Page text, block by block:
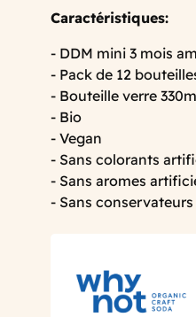
Caractéristiques:
- DDM mini 3 mois
- Pack de 12
- Bouteille verre
- Bio
- Vegan
- Sans colorants
- Sans aromes
- Sans conservateurs